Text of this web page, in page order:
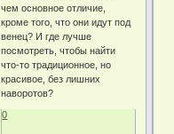
чем основное отличие,
кроме того, что они идут под
венец? И где лучше
посмотреть, чтобы найти
что-то традиционное, но
красивое, без лишних
наворотов?
0